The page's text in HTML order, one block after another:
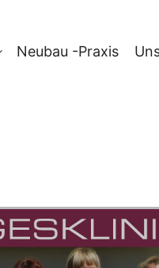
Neubau -Praxis